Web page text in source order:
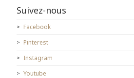
Suivez-nous
Facebook
Pinterest
Instagram
Youtube